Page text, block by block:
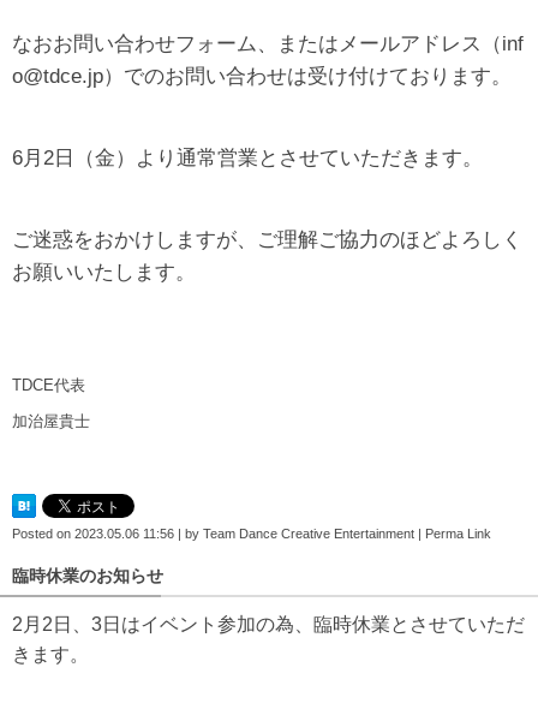
なおお問い合わせフォーム、またはメールアドレス（inf
o@tdce.jp）でのお問い合わせは受け付けております。
6月2日（金）より通常営業とさせていただきます。
ご迷惑をおかけしますが、ご理解ご協力のほどよろしく
お願いいたします。
TDCE代表
加治屋貴士
Posted on 2023.05.06 11:56 by Team Dance Creative Entertainment Perma Link
臨時休業のお知らせ
2月2日、3日はイベント参加の為、臨時休業とさせていただ
きます。